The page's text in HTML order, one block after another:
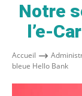
Notre
l’e-
Accueil
bleue Hello Bank